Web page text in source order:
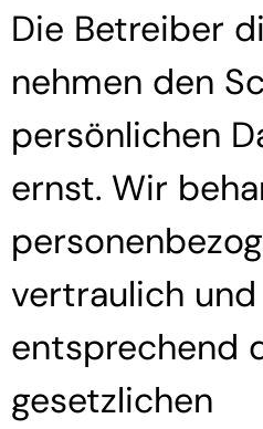
Die Betreiber
nehmen den
persönlichen
ernst. Wir
vertraulich und
entsprechend
gesetzlichen